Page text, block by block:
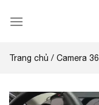
qua
dung
Trang chủ / Camera